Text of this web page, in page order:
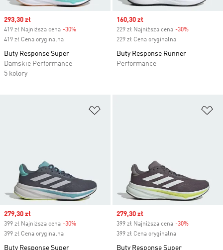
Sale price
293,30 zł
419 zł Najniższa cena -30%
419 zł Cena oryginalna
Buty Response Super
Damskie Performance
5 kolory
Sale price
160,30 zł
229 zł Najniższa cena -30%
229 zł Cena oryginalna
Buty Response Runner
Performance
Sale price
279,30 zł
399 zł Najniższa cena -30%
399 zł Cena oryginalna
Buty Response Super
Sale price
279,30 zł
399 zł Najniższa cena -30%
399 zł Cena oryginalna
Buty Response Super